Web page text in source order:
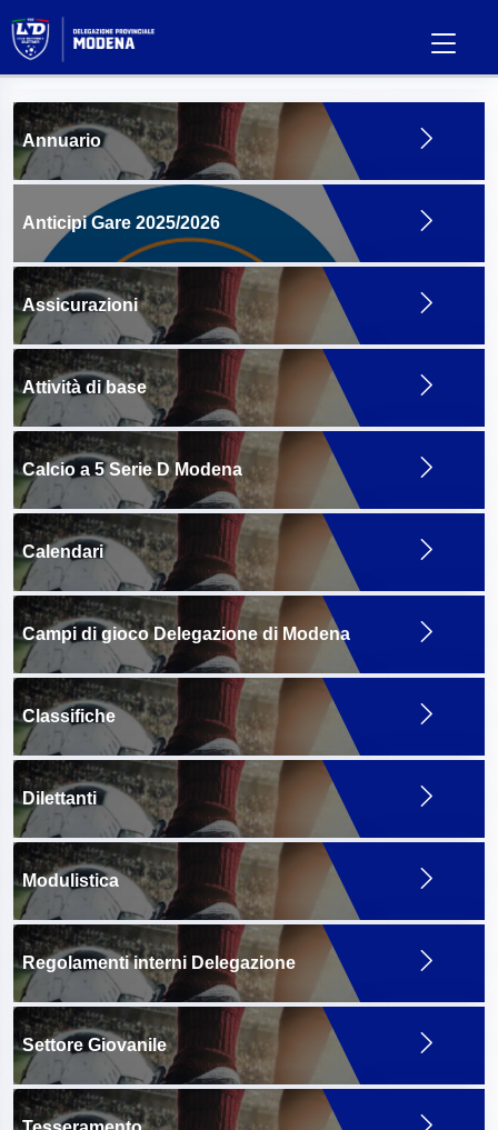
Annuario
Anticipi Gare 2025/2026
Assicurazioni
Attività di base
Calcio a 5 Serie D Modena
Calendari
Campi di gioco Delegazione di Modena
Classifiche
Dilettanti
Modulistica
Regolamenti interni Delegazione
Settore Giovanile